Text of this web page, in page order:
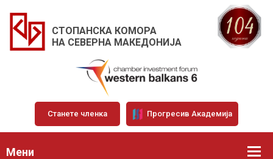
СТОПАНСКА КОМОРА
НА СЕВЕРНА МАКЕДОНИЈА
Станете членка Прогресив Академија
Мени